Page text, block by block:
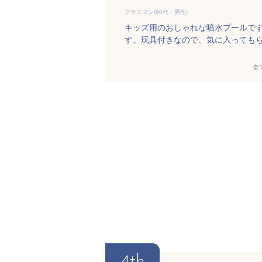
グラスマン(60代・男性)
キッズ用のおしゃれな噴水プールで
す。玩具付きなので、気に入っても
全